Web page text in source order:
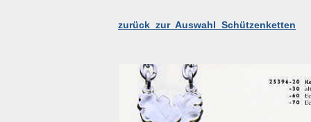
zurück zur Auswahl Schützenketten